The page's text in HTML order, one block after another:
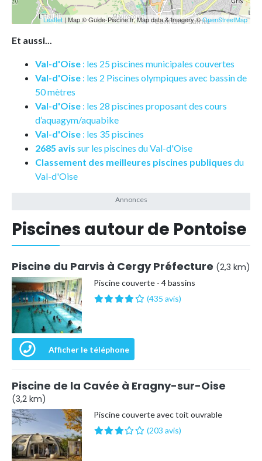
Leaflet | Map © Guide-Piscine.fr, Map data & Imagery ©OpenStreetMap
Et aussi...
Val-d'Oise : les 25 piscines municipales couvertes
Val-d'Oise : les 2 Piscines olympiques avec bassin de
50 mètres
Val-d'Oise : les 28 piscines proposant des cours
d’aquagym/aquabike
Val-d'Oise : les 35 piscines
2685 avis sur les piscines du Val-d'Oise
Classement des meilleures piscines publiques du
Val-d'Oise
Piscines autour de Pontoise
Piscine du Parvis à Cergy Préfecture (2,3 km)
Piscine couverte - 4 bassins
(435 avis)
Afficher le téléphone
Piscine de la Cavée à Eragny-sur-Oise
(3,2 km)
Piscine couverte avec toit ouvrable
(203 avis)